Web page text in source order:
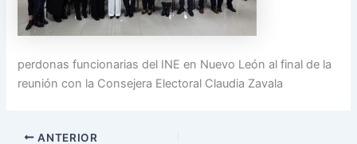
perdonas funcionarias del INE en Nuevo León al final de la
reunión con la Consejera Electoral Claudia Zavala
ANTERIOR